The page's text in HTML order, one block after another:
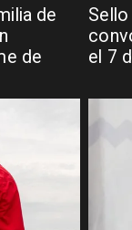
de
de
el 7